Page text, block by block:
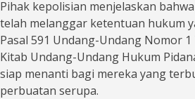
Pihak kepolisian menjelaskan
telah melanggar ketentuan hukum
Pasal 591 Undang-Undang Nomor
Kitab Undang-Undang Hukum
siap menanti bagi mereka yang
perbuatan serupa.